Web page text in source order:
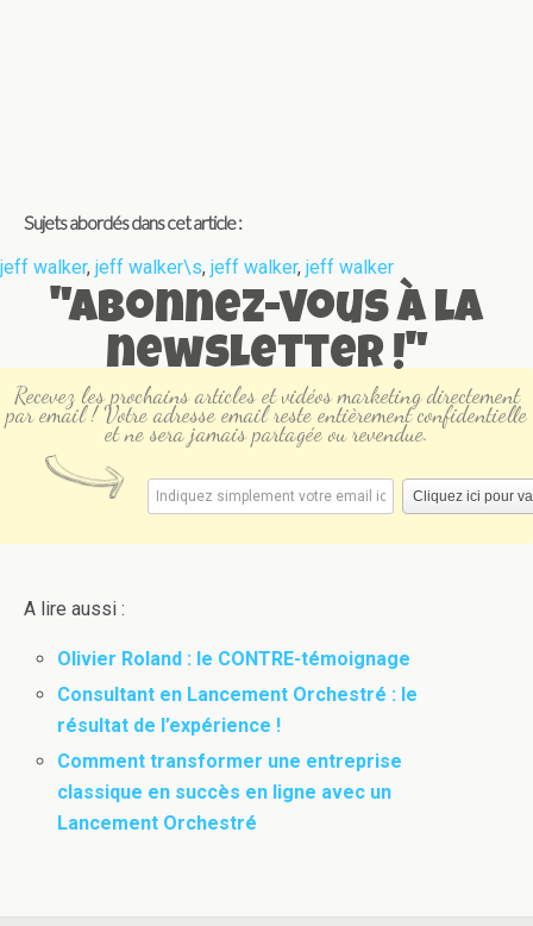
Sujets abordés dans cet article :
jeff walker, jeff walker\s, jeff walker, jeff walker
"Abonnez-vous à la
newsletter !"
Recevez les prochains articles et vidéos marketing directement
par email ! Votre adresse email reste entièrement confidentielle
et ne sera jamais partagée ou revendue.
A lire aussi :
Olivier Roland : le CONTRE-témoignage
Consultant en Lancement Orchestré : le
résultat de l’expérience !
Comment transformer une entreprise
classique en succès en ligne avec un
Lancement Orchestré